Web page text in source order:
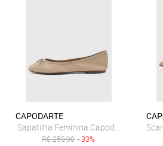
CAPODARTE
Sapatilha Feminina Capodarte Couro
R$259,90 - 33%